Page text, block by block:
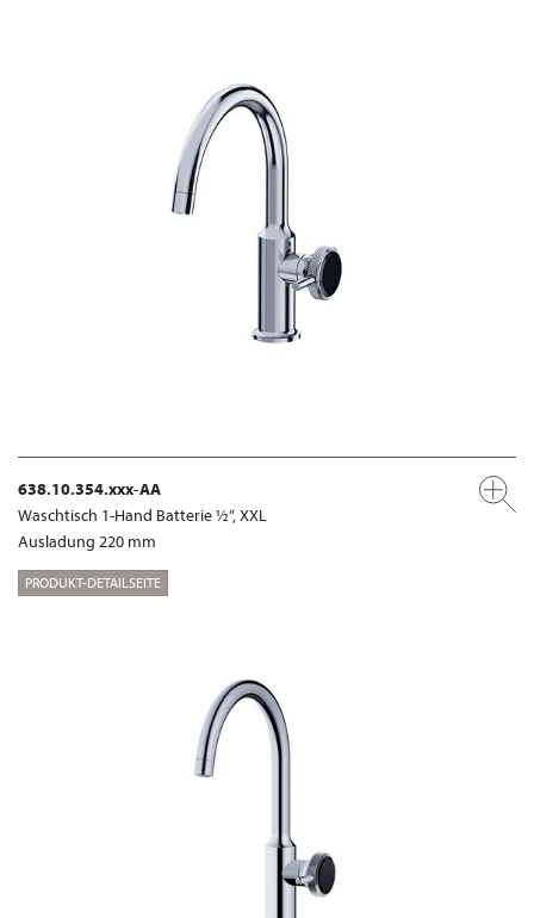
638.10.354.xxx-AA
Waschtisch 1-Hand Batterie ½“, XXL
Ausladung 220 mm
PRODUKT-DETAILSEITE